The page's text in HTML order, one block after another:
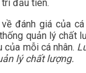
đầu tiên.
đánh giá của
quản lý chất
mỗi cá nhân.
lý chất lượng.